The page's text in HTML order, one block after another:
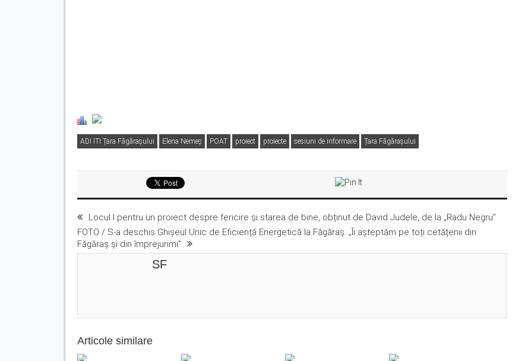
ADI ITI Țara Făgărașului Elena Nemeș POAT proiect proiecte sesiuni de informare Țara Făgărașului
Locul I pentru un proiect despre fericire și starea de bine, obținut de David Judele, de la „Radu Negru”
FOTO / S-a deschis Ghișeul Unic de Eficiență Energetică la Făgăraș. „Îi așteptăm pe toți cetățenii din
Făgăraș și din împrejurimi”
SF
Articole similare